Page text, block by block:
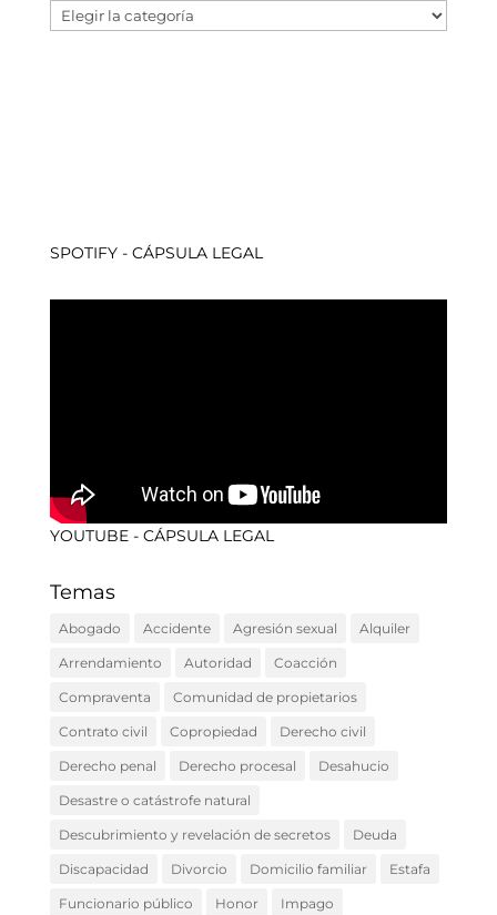
Categorías
SPOTIFY - CÁPSULA LEGAL
YOUTUBE - CÁPSULA LEGAL
Temas
Abogado Accidente Agresión sexual Alquiler
Arrendamiento Autoridad Coacción
Compraventa Comunidad de propietarios
Contrato civil Copropiedad Derecho civil
Derecho penal Derecho procesal Desahucio
Desastre o catástrofe natural
Descubrimiento y revelación de secretos Deuda
Discapacidad Divorcio Domicilio familiar Estafa
Funcionario público Honor Impago